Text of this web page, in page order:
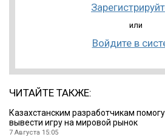
или
Войдите в
ЧИТАЙТЕ ТАКЖЕ:
Казахстанским разработчикам
вывести игру на мировой рынок
7 Августа 15:05